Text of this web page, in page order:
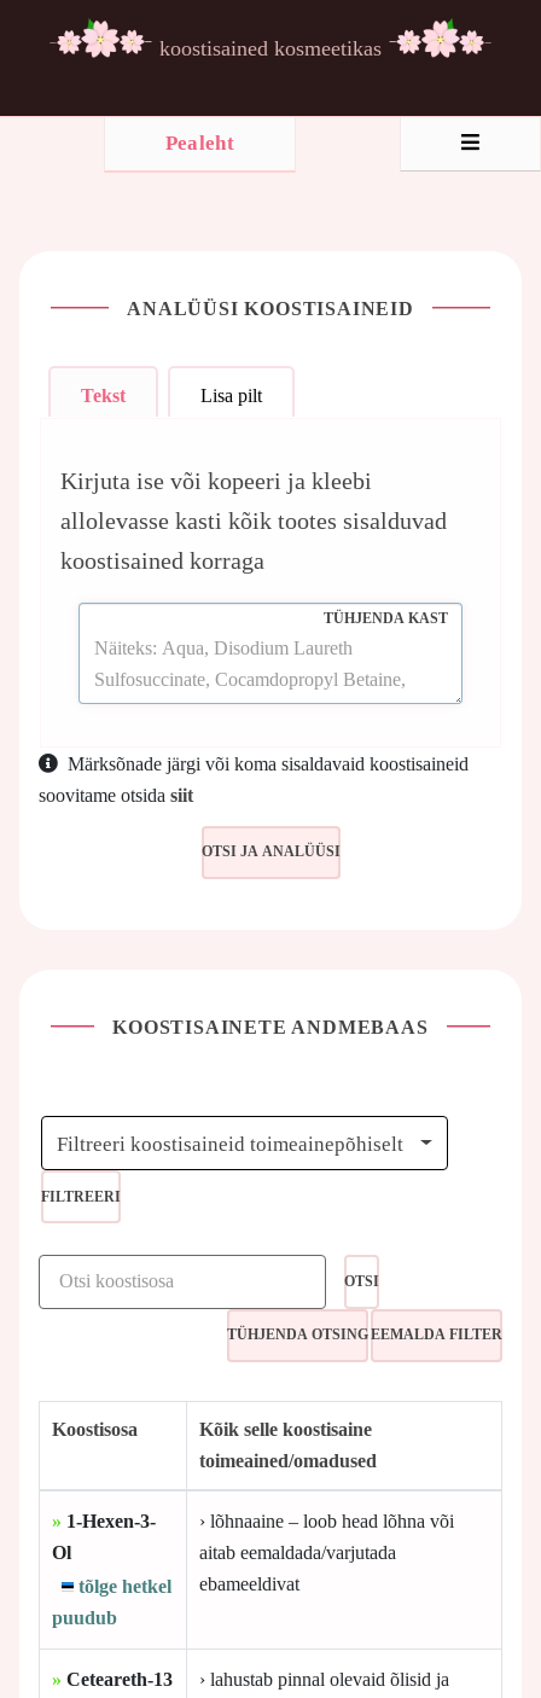
koostisained kosmeetikas
Pealeht
ANALÜÜSI KOOSTISAINEID
Tekst Lisa pilt
Kirjuta ise või kopeeri ja kleebi
allolevasse kasti kõik tootes sisalduvad
koostisained korraga
TÜHJENDA KAST
Märksõnade järgi või koma sisaldavaid koostisaineid
soovitame otsida siit
KOOSTISAINETE ANDMEBAAS
Filtreeri koostisaineid toimeainepõhiselt
FILTREERI
OTSI
Koostisosa
Kõik selle koostisaine
toimeained/omadused
» 1-Hexen-3-
Ol
tõlge hetkel
puudub
› lõhnaaine – loob head lõhna või
aitab eemaldada/varjutada
ebameeldivat
» Ceteareth-13
› lahustab pinnal olevaid õlisid ja